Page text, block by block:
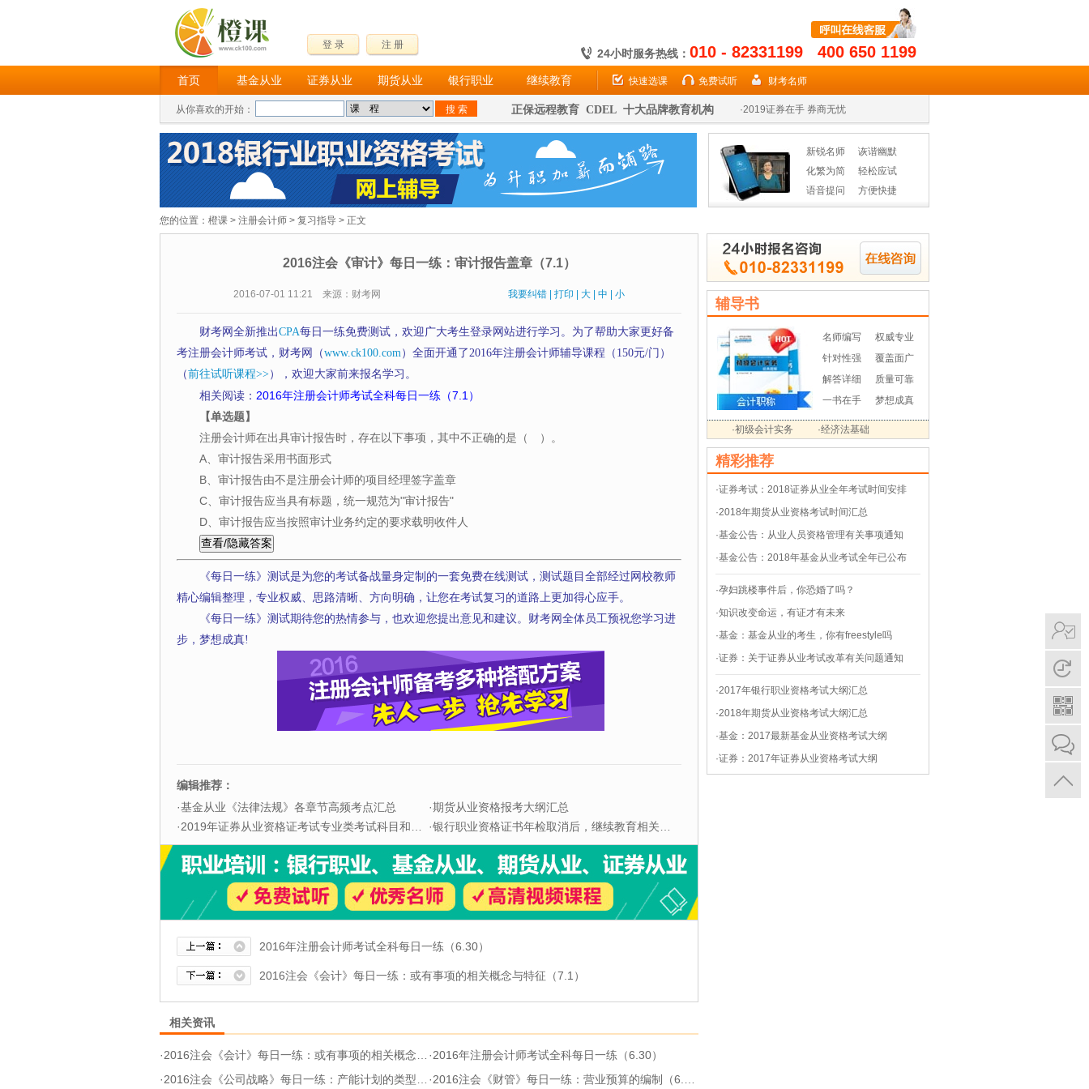
登 录 注 册
24小时服务热线： 010 - 82331199 400 650 1199
首页 基金从业 证券从业 期货从业 银行职业 继续教育 快速选课 免费试听 财考名师
从你喜欢的开始： 正保远程教育 CDEL 十大品牌教育机构
2019年期货从业名师授课高效省时
·2019证券在手 券商无忧
·2019年期货从业名师授课高效省时
·2019证券在手 券商无忧
新锐名师
诙谐幽默
化繁为简
轻松应试
语音提问
方便快捷
您的位置： 橙课 > 注册会计师 > 复习指导 > 正文
2016注会《审计》每日一练：审计报告盖章（7.1）
2016-07-01 11:21 来源：财考网 我要纠错 打印 大 中 小
财考网全新推出CPA每日一练免费测试，欢迎广大考生登录网站进行学习。为了帮助大家更好备
考注册会计师考试，财考网（www.ck100.com）全面开通了2016年注册会计师辅导课程（150元/门）
（前往试听课程>> ），欢迎大家前来报名学习。
相关阅读： 2016年注册会计师考试全科每日一练（7.1）
【单选题】
注册会计师在出具审计报告时，存在以下事项，其中不正确的是（ ）。
A、审计报告采用书面形式
B、审计报告由不是注册会计师的项目经理签字盖章
C、审计报告应当具有标题，统一规范为"审计报告"
D、审计报告应当按照审计业务约定的要求载明收件人
《每日一练》测试是为您的考试备战量身定制的一套免费在线测试，测试题目全部经过网校教师
精心编辑整理，专业权威、思路清晰、方向明确，让您在考试复习的道路上更加得心应手。
《每日一练》测试期待您的热情参与，也欢迎您提出意见和建议。财考网全体员工预祝您学习进
步，梦想成真!
编辑推荐：
·基金从业《法律法规》各章节高频考点汇总 ·期货从业资格报考大纲汇总
·2019年证券从业资格证考试专业类考试科目和题型 ·银行职业资格证书年检取消后，继续教育相关问题解答
2016年注册会计师考试全科每日一练（6.30）
2016注会《会计》每日一练：或有事项的相关概念与特征（7.1）
相关资讯
·2016注会《会计》每日一练：或有事项的相关概念与特征（7.1） ·2016年注册会计师考试全科每日一练（6.30）
·2016注会《公司战略》每日一练：产能计划的类型（6.30） ·2016注会《财管》每日一练：营业预算的编制（6.30）
辅导书
名师编写
权威专业
针对性强
覆盖面广
解答详细
质量可靠
一书在手
梦想成真
·初级会计实务 ·经济法基础
精彩推荐
·证券考试：2018证券从业全年考试时间安排
·2018年期货从业资格考试时间汇总
·基金公告：从业人员资格管理有关事项通知
·基金公告：2018年基金从业考试全年已公布
·孕妇跳楼事件后，你恐婚了吗？
·知识改变命运，有证才有未来
·基金：基金从业的考生，你有freestyle吗
·证券：关于证券从业考试改革有关问题通知
·2017年银行职业资格考试大纲汇总
·2018年期货从业资格考试大纲汇总
·基金：2017最新基金从业资格考试大纲
·证券：2017年证券从业资格考试大纲